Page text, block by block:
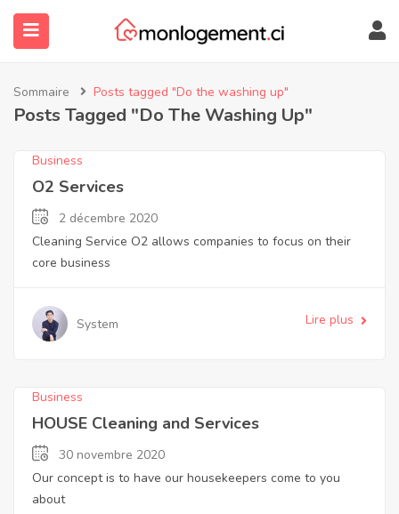
(À Propos)
Sommaire Posts tagged "Do the washing up"
Posts Tagged "Do The Washing Up"
Business
O2 Services
2 décembre 2020
Cleaning Service O2 allows companies to focus on their
core business
System Lire plus
Business
HOUSE Cleaning and Services
30 novembre 2020
Our concept is to have our housekeepers come to you
about